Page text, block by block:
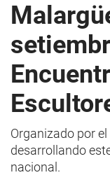
Organizado por
desarrollando
nacional.